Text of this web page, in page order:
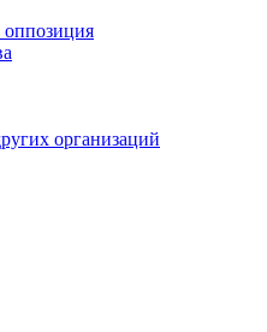
организаций